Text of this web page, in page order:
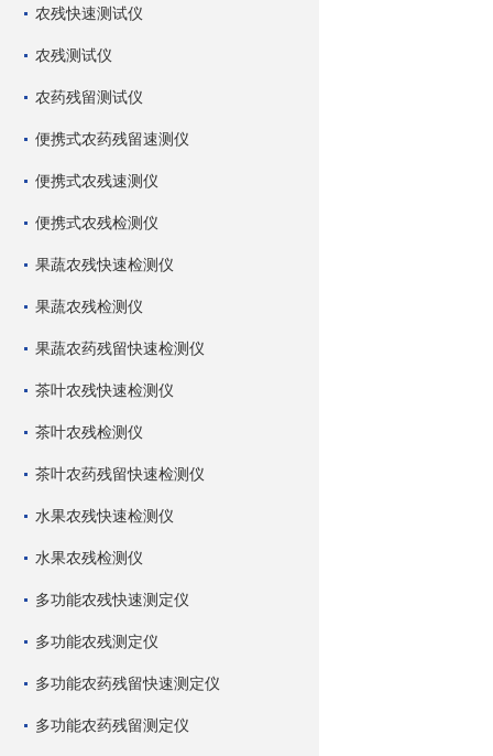
农残快速测试仪
农残测试仪
农药残留测试仪
便携式农药残留速测仪
便携式农残速测仪
便携式农残检测仪
果蔬农残快速检测仪
果蔬农残检测仪
果蔬农药残留快速检测仪
茶叶农残快速检测仪
茶叶农残检测仪
茶叶农药残留快速检测仪
水果农残快速检测仪
水果农残检测仪
多功能农残快速测定仪
多功能农残测定仪
多功能农药残留快速测定仪
多功能农药残留测定仪